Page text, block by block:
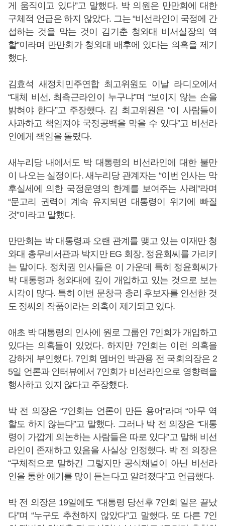
게 움직이고 있다”고 말했다. 박 의원은 만만회에 대한
구체적 언급은 하지 않았다. 그는 “비선라인이 국정에 간
섭하는 것을 막는 것이 김기춘 청와대 비서실장의 역
할”이라며 만만회가 청와대 배후에 있다는 의혹을 제기
했다.
김효석 새정치민주연합 최고위원도 이날 라디오에서
“대체 비선, 최측근라인이 누구냐”며 “보이지 않는 손을
밝혀야 한다”고 주장했다. 김 최고위원은 “이 사람들이
사과하고 책임져야 국정공백을 막을 수 있다”고 비선라
인에게 책임을 돌렸다.
새누리당 내에서도 박 대통령의 비선라인에 대한 불만
이 나오는 실정이다. 새누리당 관계자는 “이번 인사는 막
후실세에 의한 국정운영의 한계를 보여주는 사례”라며
“문고리 권력이 계속 유지되면 대통령이 위기에 빠질
것”이라고 말했다.
만만회는 박 대통령과 오랜 관계를 맺고 있는 이재만 청
와대 총무비서관과 박지만 EG 회장, 정윤회씨를 가리키
는 말이다. 정치권 인사들은 이 가운데 특히 정윤회씨가
박 대통령과 청와대에 깊이 개입하고 있는 것으로 보는
시각이 많다. 특히 이번 문창극 총리 후보자를 인선한 것
도 정씨의 작품이라는 의혹이 제기되고 있다.
애초 박 대통령의 인사에 원로 그룹인 7인회가 개입하고
있다는 의혹들이 있었다. 하지만 7인회는 이런 의혹을
강하게 부인했다. 7인회 멤버인 박관용 전 국회의장은 2
5일 언론과 인터뷰에서 7인회가 비선라인으로 영향력을
행사하고 있지 않다고 주장했다.
박 전 의장은 “7인회는 언론이 만든 용어”라며 “아무 역
할도 하지 않는다”고 말했다. 그러나 박 전 의장은 “대통
령이 가깝게 의논하는 사람들은 따로 있다”고 말해 비선
라인이 존재하고 있음을 사실상 인정했다. 박 전 의장은
“구체적으로 말하긴 그렇지만 공식채널이 아닌 비선라
인을 통한 얘기를 많이 듣는다고 알려졌다”고 언급했다.
박 전 의장은 19일에도 “대통령 당선후 7인회 일은 끝났
다”며 “누구도 추천하지 않았다”고 말했다. 또 다른 7인